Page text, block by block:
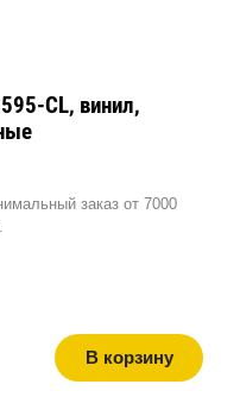
CL, винил,
заказ от 7000
В корзину